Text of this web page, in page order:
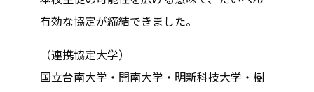
有効な協定が締結できました。
（連携協定大学）
国立台南大学・開南大学・明新科技大学・樹